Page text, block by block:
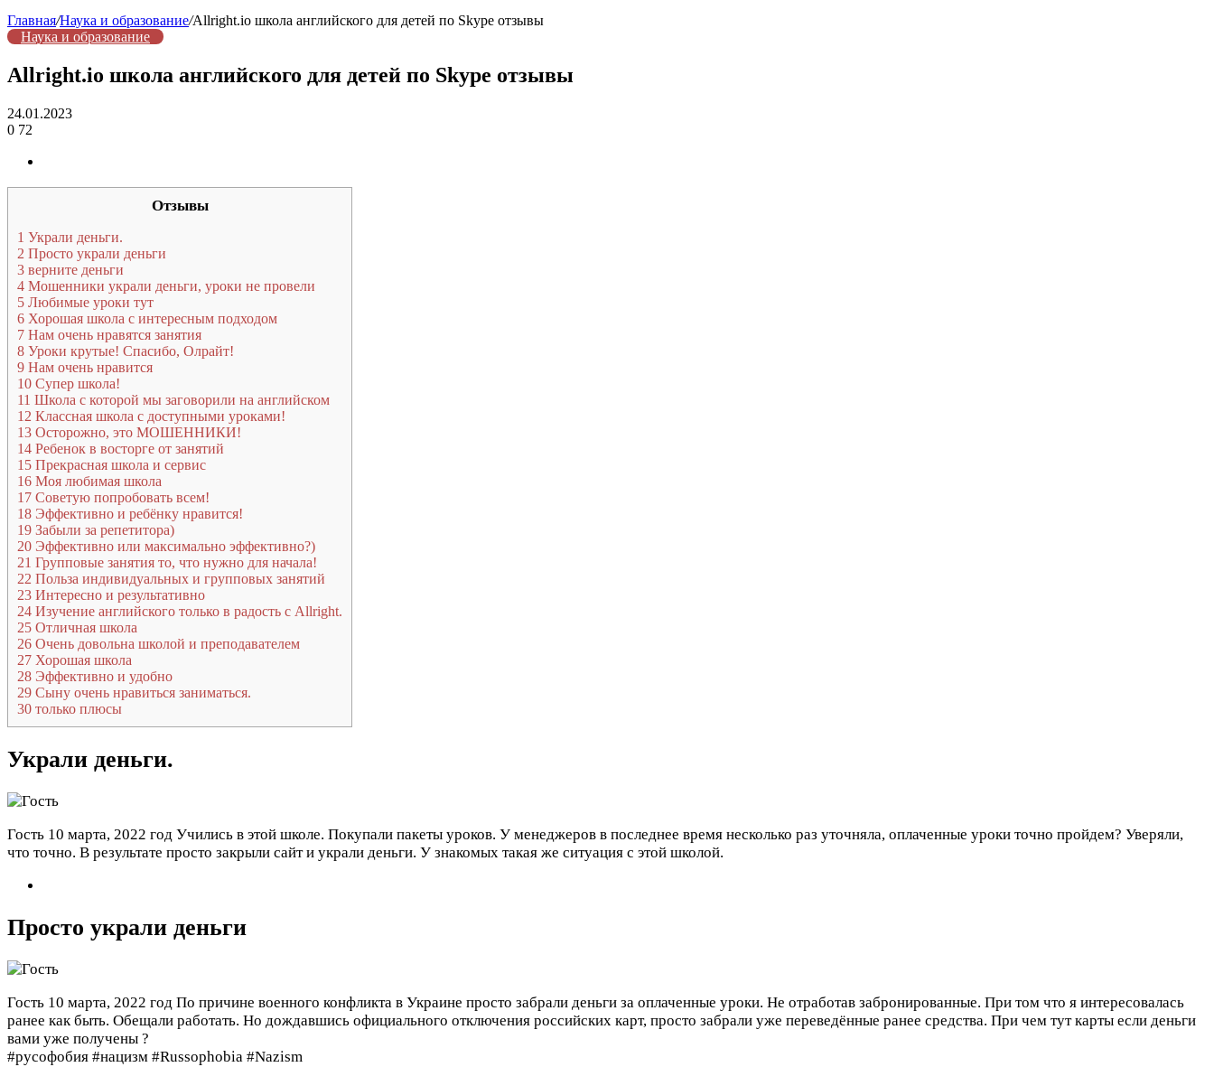
Главная/Наука и образование/Allright.io школа английского для детей по Skype отзывы
Наука и образование
Allright.io школа английского для детей по Skype отзывы
24.01.2023
0 72
Отзывы
1 Украли деньги.
2 Просто украли деньги
3 верните деньги
4 Мошенники украли деньги, уроки не провели
5 Любимые уроки тут
6 Хорошая школа с интересным подходом
7 Нам очень нравятся занятия
8 Уроки крутые! Спасибо, Олрайт!
9 Нам очень нравится
10 Супер школа!
11 Школа с которой мы заговорили на английском
12 Классная школа с доступными уроками!
13 Осторожно, это МОШЕННИКИ!
14 Ребенок в восторге от занятий
15 Прекрасная школа и сервис
16 Моя любимая школа
17 Советую попробовать всем!
18 Эффективно и ребёнку нравится!
19 Забыли за репетитора)
20 Эффективно или максимально эффективно?)
21 Групповые занятия то, что нужно для начала!
22 Польза индивидуальных и групповых занятий
23 Интересно и результативно
24 Изучение английского только в радость с Allright.
25 Отличная школа
26 Очень довольна школой и преподавателем
27 Хорошая школа
28 Эффективно и удобно
29 Сыну очень нравиться заниматься.
30 только плюсы
Украли деньги.
Гость 10 марта, 2022 год Учились в этой школе. Покупали пакеты уроков. У менеджеров в последнее время несколько раз уточняла, оплаченные уроки точно пройдем? Уверяли,
что точно. В результате просто закрыли сайт и украли деньги. У знакомых такая же ситуация с этой школой.
Просто украли деньги
Гость 10 марта, 2022 год По причине военного конфликта в Украине просто забрали деньги за оплаченные уроки. Не отработав забронированные. При том что я интересовалась
ранее как быть. Обещали работать. Но дождавшись официального отключения российских карт, просто забрали уже переведённые ранее средства. При чем тут карты если деньги
вами уже получены ?
#русофобия #нацизм #Russophobia #Nazism